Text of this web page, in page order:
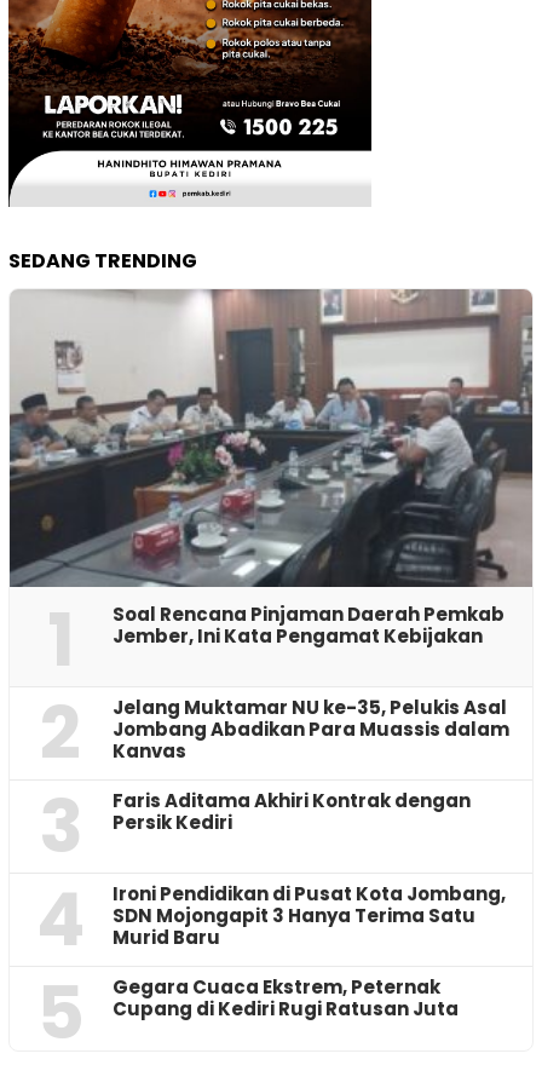
SEDANG TRENDING
1
‎Soal Rencana Pinjaman Daerah Pemkab
Jember, Ini Kata Pengamat Kebijakan ‎
2
Jelang Muktamar NU ke-35, Pelukis Asal
Jombang Abadikan Para Muassis dalam
Kanvas
3
Faris Aditama Akhiri Kontrak dengan
Persik Kediri
4
Ironi Pendidikan di Pusat Kota Jombang,
SDN Mojongapit 3 Hanya Terima Satu
Murid Baru
5
‎Gegara Cuaca Ekstrem, Peternak
Cupang di Kediri Rugi Ratusan Juta